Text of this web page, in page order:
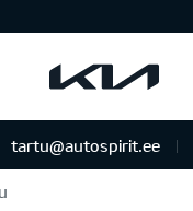
tartu@autospirit.ee